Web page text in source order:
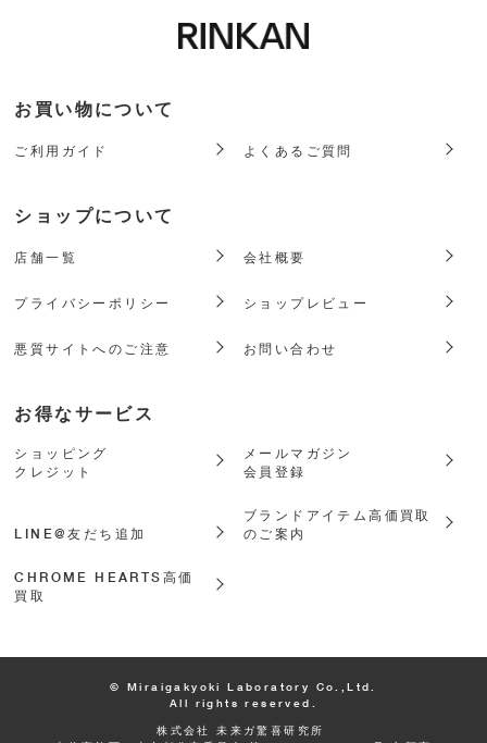
お買い物について
ご利用ガイド よくあるご質問
ショップについて
店舗一覧 会社概要
プライバシーポリシー ショップレビュー
悪質サイトへのご注意 お問い合わせ
お得なサービス
ショッピング
クレジット
メールマガジン
会員登録
LINE@友だち追加
ブランドアイテム高価買取
のご案内
CHROME HEARTS高価
買取
© Miraigakyoki Laboratory Co.,Ltd.
All rights reserved.
株式会社 未来ガ驚喜研究所